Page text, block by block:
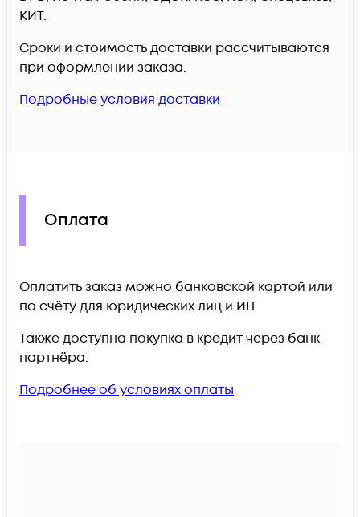
КИТ.
Сроки и стоимость доставки рассчитываются
при оформлении заказа.
Подробные условия доставки
Оплата
Оплатить заказ можно банковской картой или
по счёту для юридических лиц и ИП.
Также доступна покупка в кредит через банк-
партнёра.
Подробнее об условиях оплаты